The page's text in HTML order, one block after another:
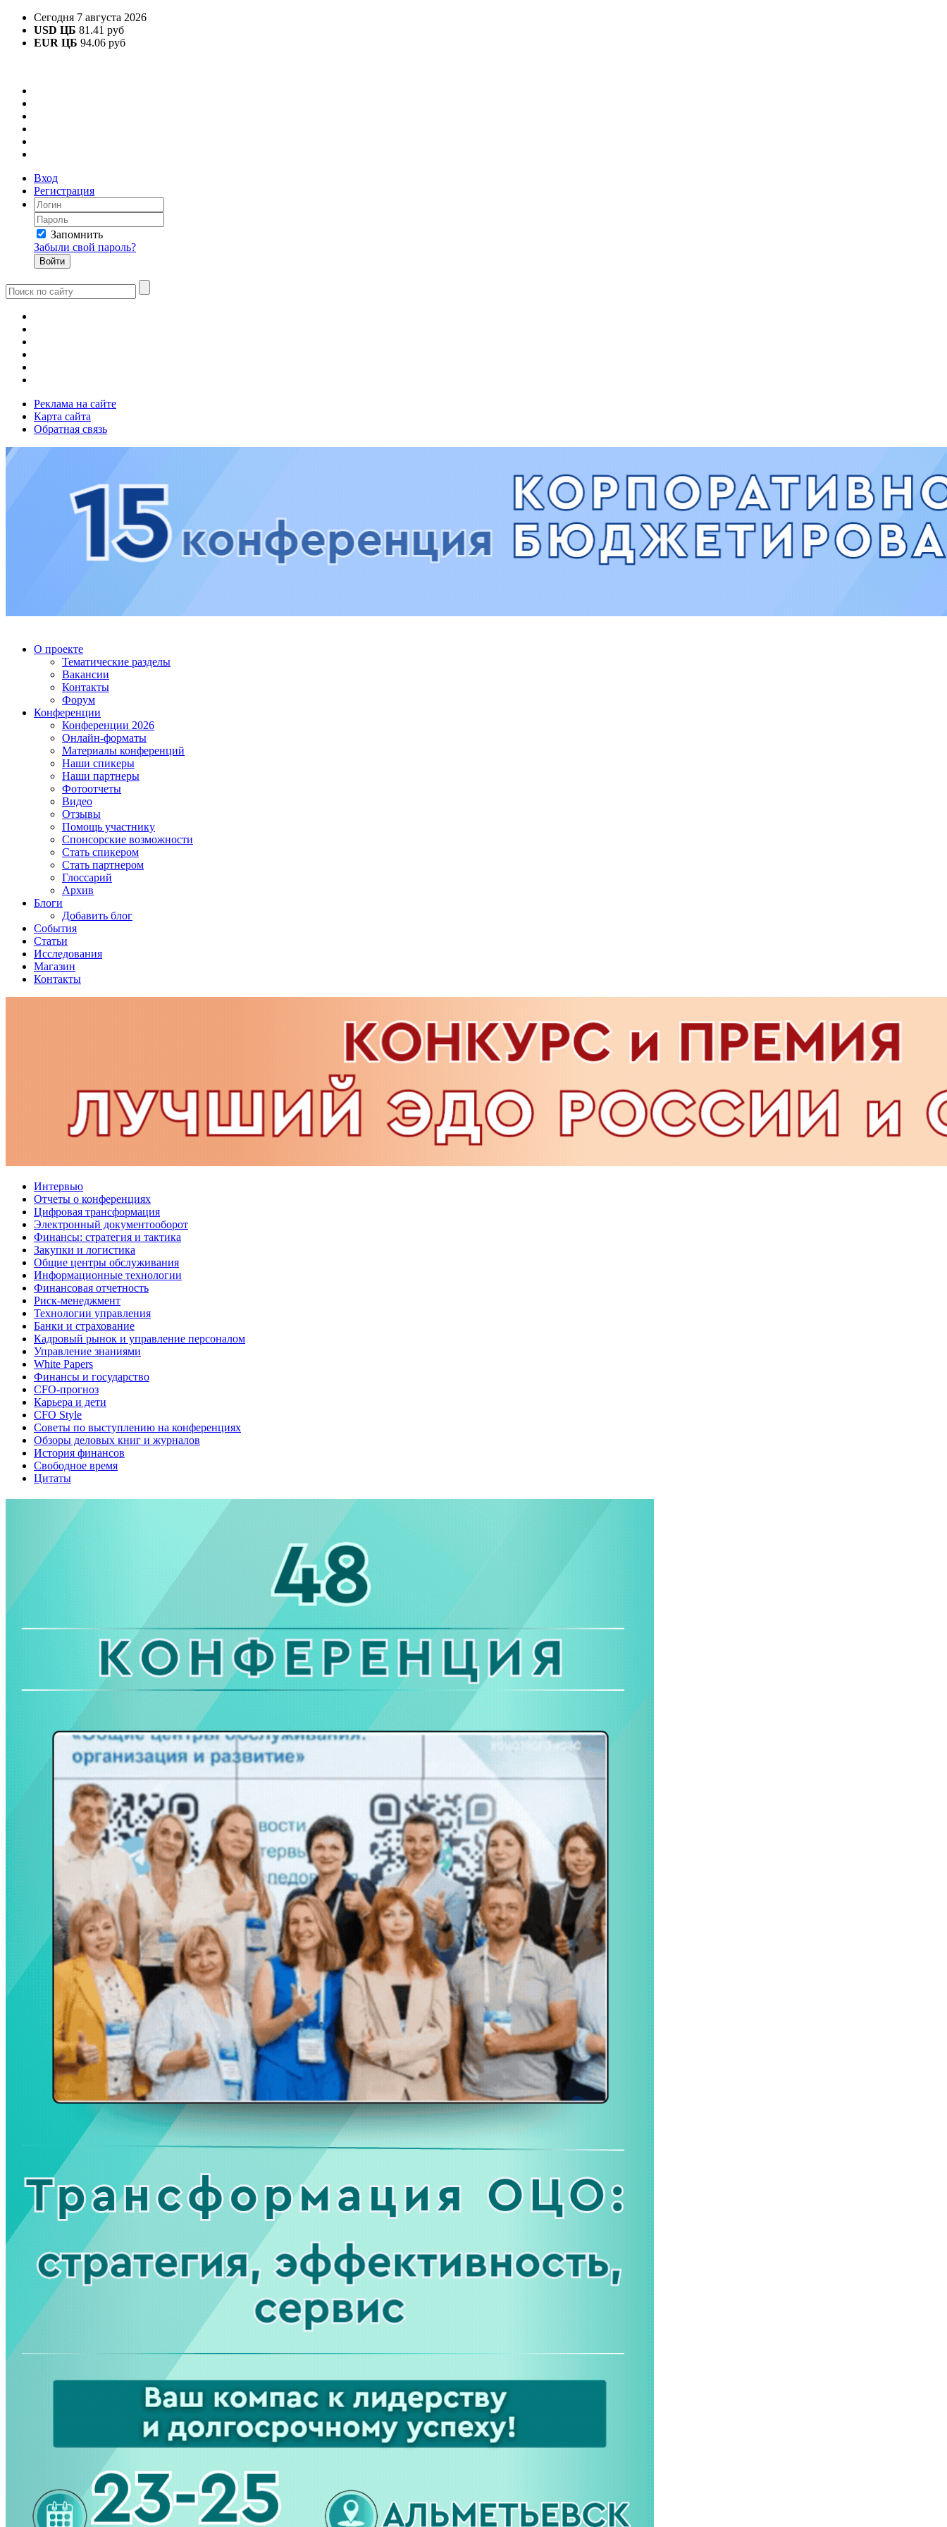
Сегодня 7 августа 2026
USD ЦБ 81.41 руб
EUR ЦБ 94.06 руб
Вход
Регистрация
Запомнить
Забыли свой пароль?
Реклама на сайте
Карта сайта
Обратная связь
О проекте
Тематические разделы
Вакансии
Контакты
Форум
Конференции
Конференции 2026
Онлайн-форматы
Материалы конференций
Наши спикеры
Наши партнеры
Фотоотчеты
Видео
Отзывы
Помощь участнику
Спонсорские возможности
Стать спикером
Стать партнером
Глоссарий
Архив
Блоги
Добавить блог
События
Статьи
Исследования
Магазин
Контакты
Интервью
Отчеты о конференциях
Цифровая трансформация
Электронный документооборот
Финансы: стратегия и тактика
Закупки и логистика
Общие центры обслуживания
Информационные технологии
Финансовая отчетность
Риск-менеджмент
Технологии управления
Банки и страхование
Кадровый рынок и управление персоналом
Управление знаниями
White Papers
Финансы и государство
CFO-прогноз
Карьера и дети
CFO Style
Советы по выступлению на конференциях
Обзоры деловых книг и журналов
История финансов
Свободное время
Цитаты